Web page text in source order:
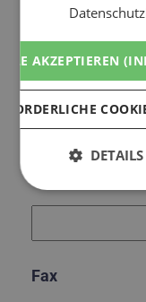
E-Mail*
Fax
AKZEPTIEREN